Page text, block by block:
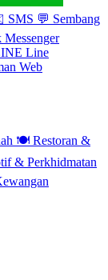
SMS 💬 Sembang
Line
Web
🍽️ Restoran &
& Perkhidmatan